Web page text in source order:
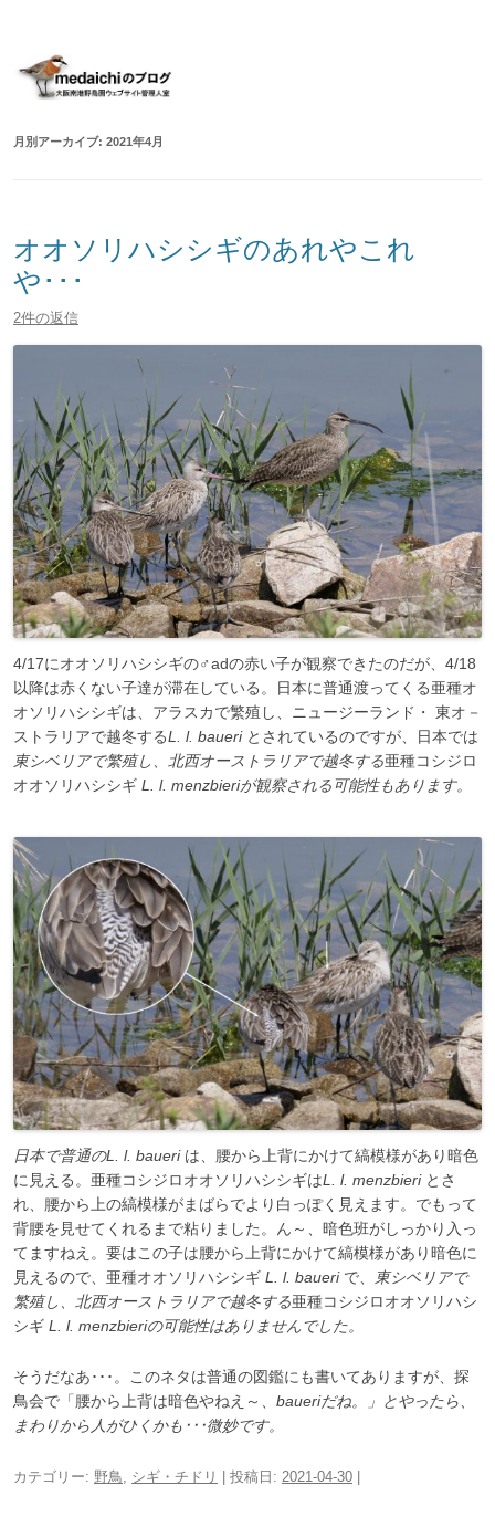
月別アーカイブ: 2021年4月
オオソリハシシギのあれやこれ
や･･･
2件の返信
4/17にオオソリハシシギの♂adの赤い子が観察できたのだが、4/18
以降は赤くない子達が滞在している。日本に普通渡ってくる亜種オ
オソリハシシギは、アラスカで繁殖し、ニュージーランド・ 東オ－
ストラリアで越冬するL. l. baueriとされているのですが、日本では
東シベリアで繁殖し、北西オーストラリアで越冬する亜種コシジロ
オオソリハシシギ L. l. menzbieriが観察される可能性もあります。
日本で普通のL. l. baueriは、腰から上背にかけて縞模様があり暗色
に見える。亜種コシジロオオソリハシシギはL. l. menzbieriとさ
れ、腰から上の縞模様がまばらでより白っぽく見えます。でもって
背腰を見せてくれるまで粘りました。ん～、暗色班がしっかり入っ
てますねえ。要はこの子は腰から上背にかけて縞模様があり暗色に
見えるので、亜種オオソリハシシギ L. l. baueriで、
東シベリアで
繁殖し、北西オーストラリアで越冬する亜種コシジロオオソリハシ
シギ L. l. menzbieriの可能性はありませんでした。
そうだなあ･･･。このネタは普通の図鑑にも書いてありますが、探
鳥会で「腰から上背は暗色やねえ～、 baueriだね。」とやったら、
まわりから人がひくかも･･･微妙です。
カテゴリー: 野鳥 シギ・チドリ | 投稿日: 2021-04-30 |